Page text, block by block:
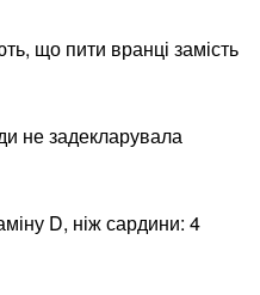
що пити вранці замість
не задекларувала
D, ніж сардини: 4